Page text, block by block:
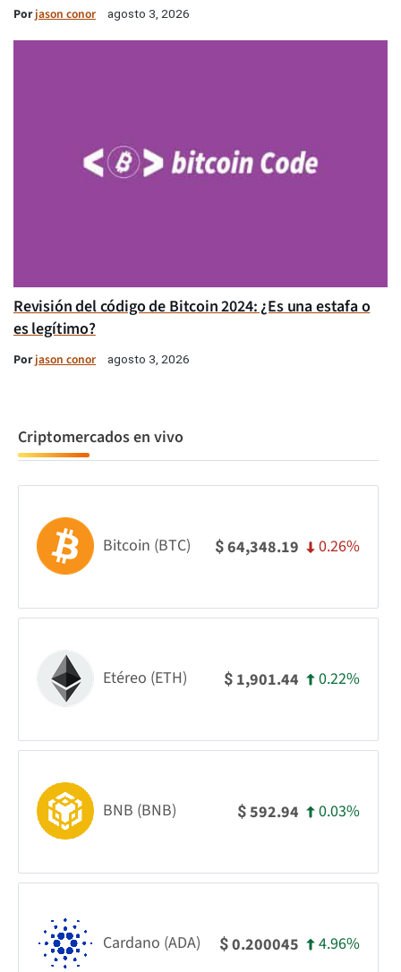
Porjason conor agosto 3, 2026
Revisión del código de Bitcoin 2024: ¿Es una estafa o
es legítimo?
Porjason conor agosto 3, 2026
Criptomercados en vivo
Bitcoin (BTC) $64,348.19 0.26%
Etéreo (ETH) $ 1,901.44 0.22%
BNB (BNB) $592.94 0.03%
Cardano (ADA) $0.200045 4.96%